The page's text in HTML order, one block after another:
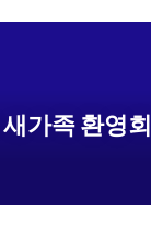
가족 환영회